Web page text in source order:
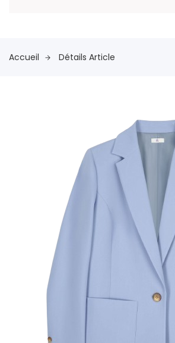
Accueil Détails Article